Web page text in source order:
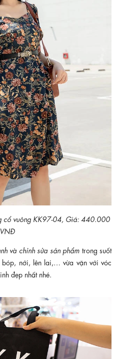
cổ vuông KK97-04, Giá: 440.000
VNĐ
và chỉnh sửa sản phẩm trong suốt
bóp, nới, lên lai,… vừa vặn với vóc
đẹp nhất nhé.